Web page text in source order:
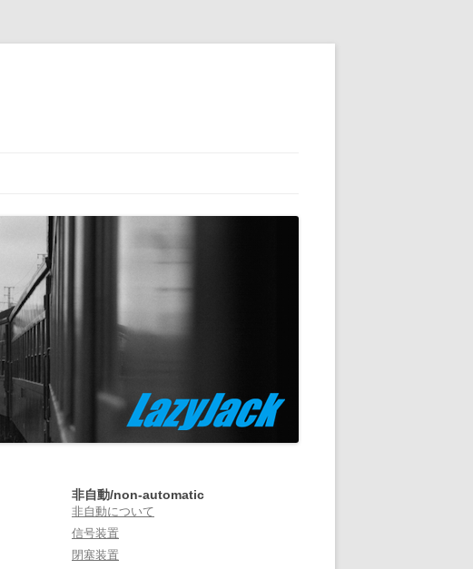
非自動/non-automatic
非自動について
信号装置
閉塞装置